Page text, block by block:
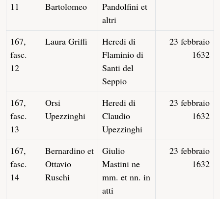
11
Bartolomeo
Pandolfini et
altri
167,
fasc.
12
Laura Griffi
Heredi di
Flaminio di
Santi del
Seppio
23 febbraio
1632
167,
fasc.
13
Orsi
Upezzinghi
Heredi di
Claudio
Upezzinghi
23 febbraio
1632
167,
fasc.
14
Bernardino et
Ottavio
Ruschi
Giulio
Mastini ne
mm. et nn. in
atti
23 febbraio
1632